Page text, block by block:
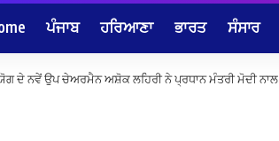
ਪੰਜਾਬ ਹਰਿਆਣਾ ਭਾਰਤ ਸੰਸਾਰ
ਦੇ ਨਵੇਂ ਉਪ ਚੇਅਰਮੈਨ ਅਸ਼ੋਕ ਲਹਿਰੀ ਨੇ ਪ੍ਰਧਾਨ ਮੰਤਰੀ ਮੋਦੀ ਨਾਲ